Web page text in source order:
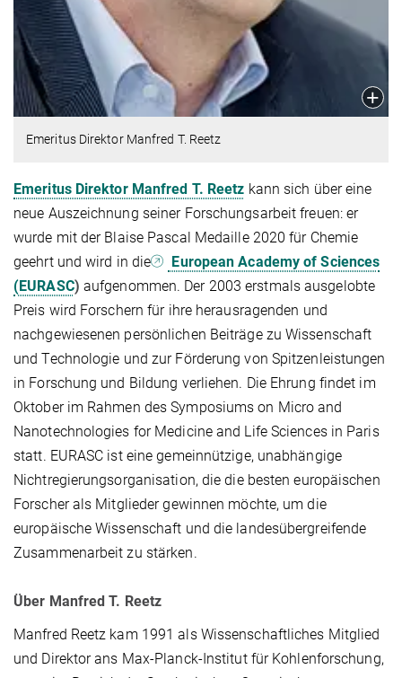
Emeritus Direktor Manfred T. Reetz
Emeritus Direktor Manfred T. Reetz kann sich über eine
neue Auszeichnung seiner Forschungsarbeit freuen: er
wurde mit der Blaise Pascal Medaille 2020 für Chemie
geehrt und wird in die
European Academy of Sciences
(EURASC) aufgenommen. Der 2003 erstmals ausgelobte
Preis wird Forschern für ihre herausragenden und
nachgewiesenen persönlichen Beiträge zu Wissenschaft
und Technologie und zur Förderung von Spitzenleistungen
in Forschung und Bildung verliehen. Die Ehrung findet im
Oktober im Rahmen des Symposiums on Micro and
Nanotechnologies for Medicine and Life Sciences in Paris
statt. EURASC ist eine gemeinnützige, unabhängige
Nichtregierungsorganisation, die die besten europäischen
Forscher als Mitglieder gewinnen möchte, um die
europäische Wissenschaft und die landesübergreifende
Zusammenarbeit zu stärken.
Über Manfred T. Reetz
Manfred Reetz kam 1991 als Wissenschaftliches Mitglied
und Direktor ans Max-Planck-Institut für Kohlenforschung,